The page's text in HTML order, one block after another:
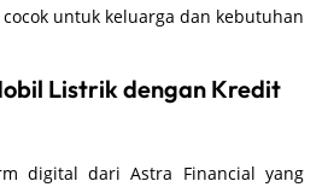
cocok untuk keluarga dan kebutuhan
Listrik dengan Kredit
digital dari Astra Financial yang